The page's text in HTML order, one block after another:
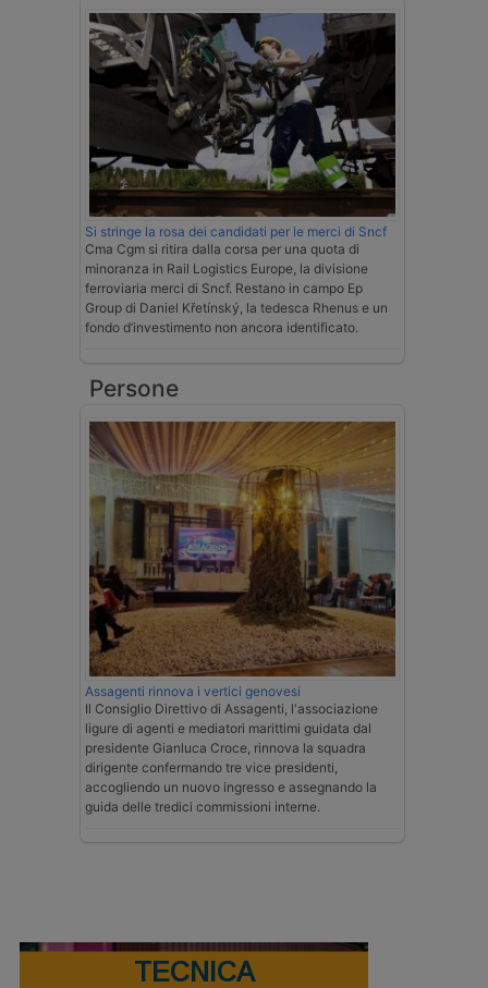
Si stringe la rosa dei candidati per le merci di Sncf
Cma Cgm si ritira dalla corsa per una quota di
minoranza in Rail Logistics Europe, la divisione
ferroviaria merci di Sncf. Restano in campo Ep
Group di Daniel Křetínský, la tedesca Rhenus e un
fondo d’investimento non ancora identificato.
Persone
Assagenti rinnova i vertici genovesi
Il Consiglio Direttivo di Assagenti, l'associazione
ligure di agenti e mediatori marittimi guidata dal
presidente Gianluca Croce, rinnova la squadra
dirigente confermando tre vice presidenti,
accogliendo un nuovo ingresso e assegnando la
guida delle tredici commissioni interne.
TECNICA